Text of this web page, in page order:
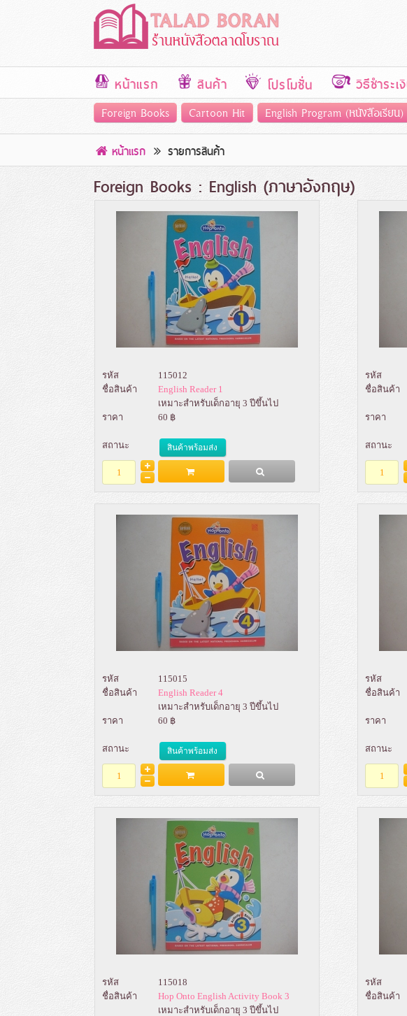
หน้าแรก สินค้า โปรโมชั่น วิธีชำระเ
Foreign Books Cartoon Hit English Program (หนังสือเรียน
หน้าแรก รายการสินค้า
Foreign Books : English (ภาษาอังกฤษ)
รหัส
115012
ชื่อสินค้า
English Reader 1
เหมาะสำหรับเด็กอายุ 3 ปีขึ้นไป
ราคา
60 ฿
สถานะ สินค้าพร้อมส่ง
Add to Bag
รหัส
ชื่อสินค้า
ราคา
สถานะ
รหัส
115015
ชื่อสินค้า
English Reader 4
เหมาะสำหรับเด็กอายุ 3 ปีขึ้นไป
ราคา
60 ฿
สถานะ สินค้าพร้อมส่ง
Add to Bag
รหัส
ชื่อสินค้า
ราคา
สถานะ
รหัส
115018
ชื่อสินค้า
Hop Onto English Activity Book 3
เหมาะสำหรับเด็กอายุ 3 ปีขึ้นไป
รหัส
ชื่อสินค้า